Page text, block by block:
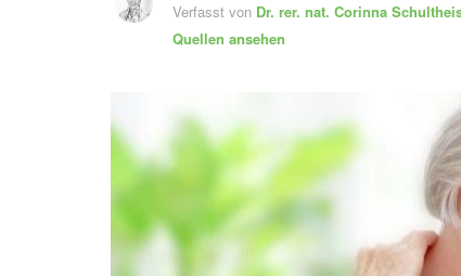
Verfasst von Dr. rer. nat. Corinna
Quellen ansehen